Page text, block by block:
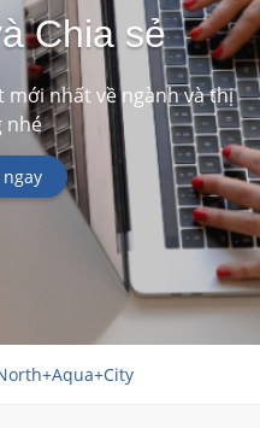
Chia sẻ
mới nhất về ngành và thị
nhé